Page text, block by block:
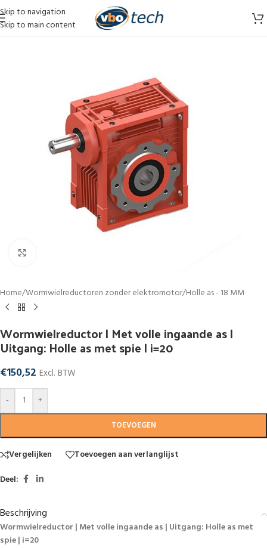
Skip to navigation
Skip to main content
Home/Wormwielreductoren zonder elektromotor/Holle as - 18 MM
Wormwielreductor | Met volle ingaande as |
Uitgang: Holle as met spie | i=20
€150,52 Excl. BTW
-
+
TOEVOEGEN
Vergelijken
Toevoegen aan verlanglijst
Deel:
Beschrijving
Wormwielreductor | Met volle ingaande as | Uitgang: Holle as met
spie | i=20